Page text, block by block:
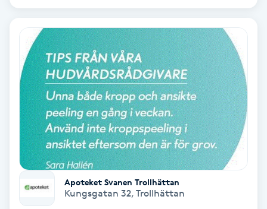
Idrottsmassage
IPL hårborttagning
IR-massage
Japansk massage
K18
Apoteket Svanen Trollhättan
Kungsgatan 32, Trollhättan